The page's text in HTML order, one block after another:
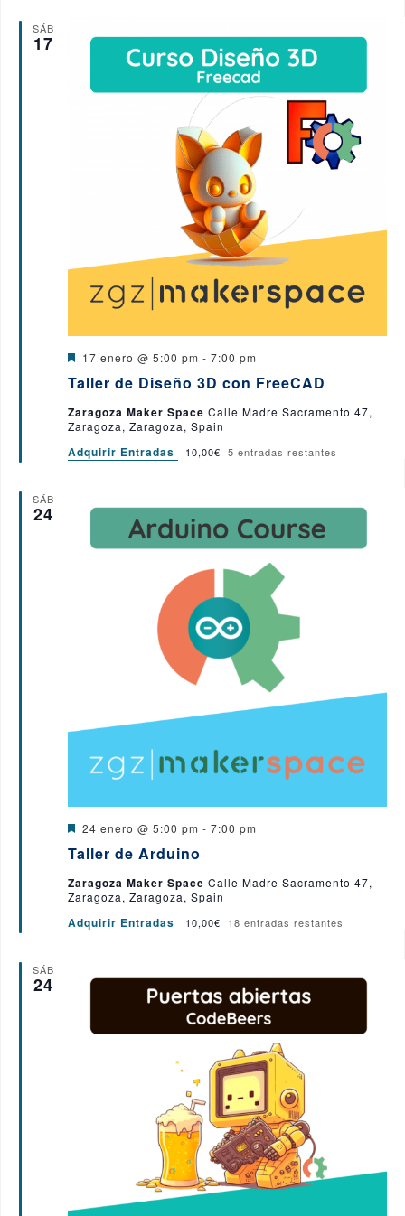
SÁB
17
Taller de Diseño 3D con FreeCAD
D
s
a
c
d
17 enero @ 5:00 pm - 7:00 pm
Zaragoza Maker Space Calle Madre Sacramento 47,
Zaragoza, Zaragoza, Spain
Adquirir Entradas 10,00€ 5 entradas restantes
SÁB
24
Taller de Arduino
D
s
a
c
d
24 enero @ 5:00 pm - 7:00 pm
Zaragoza Maker Space Calle Madre Sacramento 47,
Zaragoza, Zaragoza, Spain
Adquirir Entradas 10,00€ 18 entradas restantes
SÁB
24